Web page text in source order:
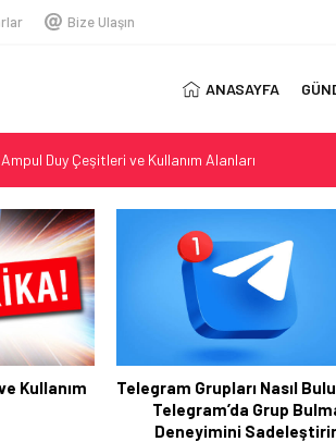
Bize Ulaşın
ANASAYFA
Ampul Duy Çeşitleri ve Kullanım Alanları
Telegram Grupları Nasıl Bulunur?: Telegram’da
Organik Büyüme Stratejisi: Uzun Vadede Sosyal
Seamless Travel Begins: Discover the
İstanbul’da Güvenli ve Konforlu Kız Öğrenci Yurtları
Hazır Sistem Fiyatları: Uygun Maliyetlerle Verimlilik
A Comprehensive Overview: Your Canada
Telsiz Ortodonti: Modern Diş Tedavisinin Yeni Yüzü
Kick.com Rraenee: Dijital Dünyada Öne Çıkan Bir
Kullanım
Telegram Grupları Nasıl
Telegram’da Grup
Deneyimini